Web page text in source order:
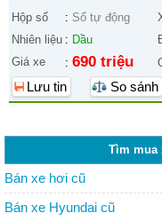
Hộp số : Số tự động
Nhiên liệu : Dầu
Giá xe
: 690 triệu
Lưu tin So sánh
Tìm mua
Bán xe hơi cũ
Bán xe Hyundai cũ